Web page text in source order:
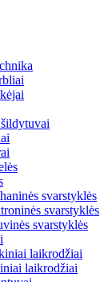
svarstyklės
svarstyklės
svarstyklės
laikrodžiai
laikrodžiai